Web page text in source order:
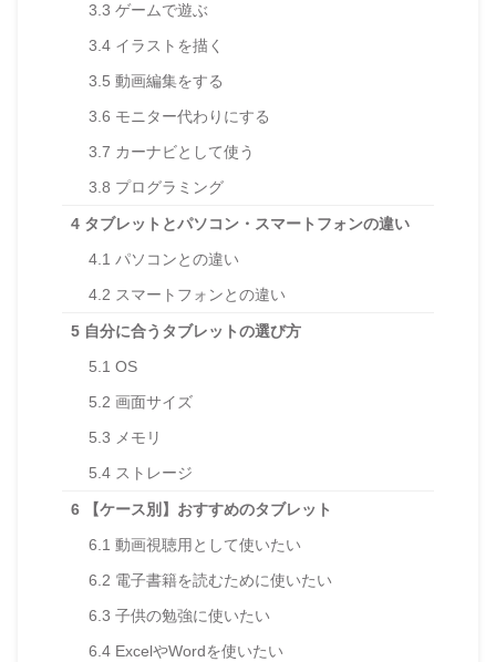
3.3 ゲームで遊ぶ
3.4 イラストを描く
3.5 動画編集をする
3.6 モニター代わりにする
3.7 カーナビとして使う
3.8 プログラミング
4 タブレットとパソコン・スマートフォンの違い
4.1 パソコンとの違い
4.2 スマートフォンとの違い
5 自分に合うタブレットの選び方
5.1 OS
5.2 画面サイズ
5.3 メモリ
5.4 ストレージ
6 【ケース別】おすすめのタブレット
6.1 動画視聴用として使いたい
6.2 電子書籍を読むために使いたい
6.3 子供の勉強に使いたい
6.4 ExcelやWordを使いたい